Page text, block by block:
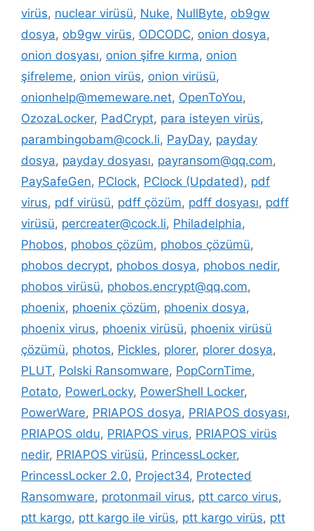
virüs, nuclear virüsü, Nuke, NullByte, ob9gw
dosya, ob9gw virüs, ODCODC, onion dosya,
onion dosyası, onion şifre kırma, onion
şifreleme, onion virüs, onion virüsü,
onionhelp@memeware.net, OpenToYou,
OzozaLocker, PadCrypt, para isteyen virüs,
parambingobam@cock.li, PayDay, payday
dosya, payday dosyası, payransom@qq.com,
PaySafeGen, PClock, PClock (Updated), pdf
virus, pdf virüsü, pdff çözüm, pdff dosyası, pdff
virüsü, percreater@cock.li, Philadelphia,
Phobos, phobos çözüm, phobos çözümü,
phobos decrypt, phobos dosya, phobos nedir,
phobos virüsü, phobos.encrypt@qq.com,
phoenix, phoenix çözüm, phoenix dosya,
phoenix virus, phoenix virüsü, phoenix virüsü
çözümü, photos, Pickles, plorer, plorer dosya,
PLUT, Polski Ransomware, PopCornTime,
Potato, PowerLocky, PowerShell Locker,
PowerWare, PRIAPOS dosya, PRIAPOS dosyası,
PRIAPOS oldu, PRIAPOS virus, PRIAPOS virüs
nedir, PRIAPOS virüsü, PrincessLocker,
PrincessLocker 2.0, Project34, Protected
Ransomware, protonmail virus, ptt carco virus,
ptt kargo, ptt kargo ile virüs, ptt kargo virüs, ptt